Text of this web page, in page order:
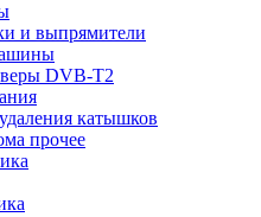
и выпрямители
DVB-T2
катышков
прочее